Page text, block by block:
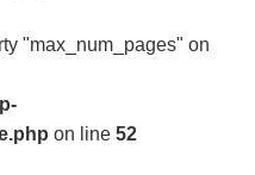
"max_num_pages" on
on line 52